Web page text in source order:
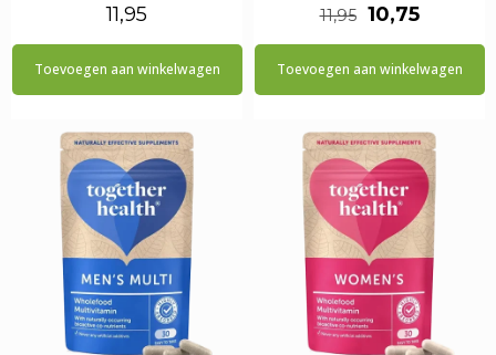
11,95
Toevoegen aan winkelwagen
11,95
prijs
10,75Huidige
prijs
Toevoegen aan winkelwagen